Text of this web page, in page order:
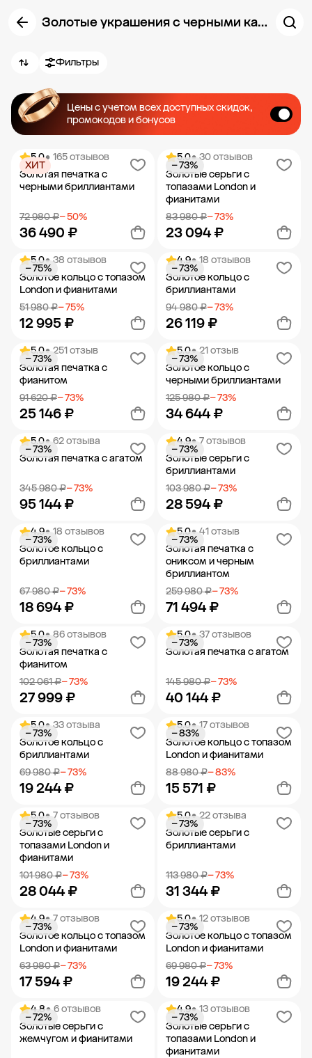
Золотые украшения с черными камнями
Фильтры
Цены с учетом всех доступных скидок,
промокодов и бонусов
5.0• 165 отзывов
Золотая печатка с
черными бриллиантами
72 980 ₽− 50%
36 490 ₽
ХИТ
Добавить в корзину
5.0• 30 отзывов
Золотые серьги с
топазами London и
фианитами
83 980 ₽− 73%
23 094 ₽
− 73%
Добавить в корзину
5.0• 38 отзывов
Золотое кольцо с топазом
London и фианитами
51 980 ₽− 75%
12 995 ₽
− 75%
Добавить в корзину
4.9• 18 отзывов
Золотое кольцо с
бриллиантами
94 980 ₽− 73%
26 119 ₽
− 73%
Добавить в корзину
5.0• 251 отзыв
Золотая печатка с
фианитом
91 620 ₽− 73%
25 146 ₽
− 73%
Добавить в корзину
5.0• 21 отзыв
Золотое кольцо с
черными бриллиантами
125 980 ₽− 73%
34 644 ₽
− 73%
Добавить в корзину
5.0• 62 отзыва
Золотая печатка с агатом
345 980 ₽− 73%
95 144 ₽
− 73%
Добавить в корзину
4.9• 7 отзывов
Золотые серьги с
бриллиантами
103 980 ₽− 73%
28 594 ₽
− 73%
Добавить в корзину
4.9• 18 отзывов
Золотое кольцо с
бриллиантами
67 980 ₽− 73%
18 694 ₽
− 73%
Добавить в корзину
5.0• 41 отзыв
Золотая печатка с
ониксом и черным
бриллиантом
259 980 ₽− 73%
71 494 ₽
− 73%
Добавить в корзину
5.0• 86 отзывов
Золотая печатка с
фианитом
102 061 ₽− 73%
27 999 ₽
− 73%
Добавить в корзину
5.0• 37 отзывов
Золотая печатка с агатом
145 980 ₽− 73%
40 144 ₽
− 73%
Добавить в корзину
5.0• 33 отзыва
Золотое кольцо с
бриллиантами
69 980 ₽− 73%
19 244 ₽
− 73%
Добавить в корзину
5.0• 17 отзывов
Золотое кольцо с топазом
London и фианитами
88 980 ₽− 83%
15 571 ₽
− 83%
Добавить в корзину
5.0• 7 отзывов
Золотые серьги с
топазами London и
фианитами
101 980 ₽− 73%
28 044 ₽
− 73%
Добавить в корзину
5.0• 22 отзыва
Золотые серьги с
бриллиантами
113 980 ₽− 73%
31 344 ₽
− 73%
Добавить в корзину
4.9• 7 отзывов
Золотое кольцо с топазом
London и фианитами
63 980 ₽− 73%
17 594 ₽
− 73%
Добавить в корзину
5.0• 12 отзывов
Золотое кольцо с топазом
London и фианитами
69 980 ₽− 73%
19 244 ₽
− 73%
Добавить в корзину
4.8• 6 отзывов
Золотые серьги с
жемчугом и фианитами
− 72%
4.9• 13 отзывов
Золотые серьги с
топазами London и
фианитами
− 73%